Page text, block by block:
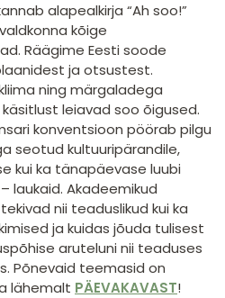
alapealkirja “Ah soo!”
kõige
Räägime Eesti soode
ja otsustest.
ning märgaladega
leiavad soo õigused.
konventsioon pöörab pilgu
seotud kultuuripärandile,
kui ka tänapäevase luubi
laukaid. Akadeemikud
nii teaduslikud kui ka
ja kuidas jõuda tulisest
aruteluni nii teaduses
Põnevaid teemasid on
lähemalt PÄEVAKAVAST!